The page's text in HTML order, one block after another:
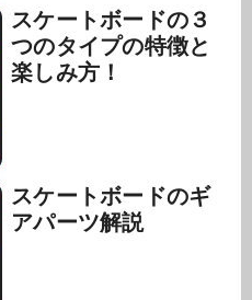
スケートボードの３
つのタイプの特徴と
楽しみ方！
スケートボードのギ
アパーツ解説